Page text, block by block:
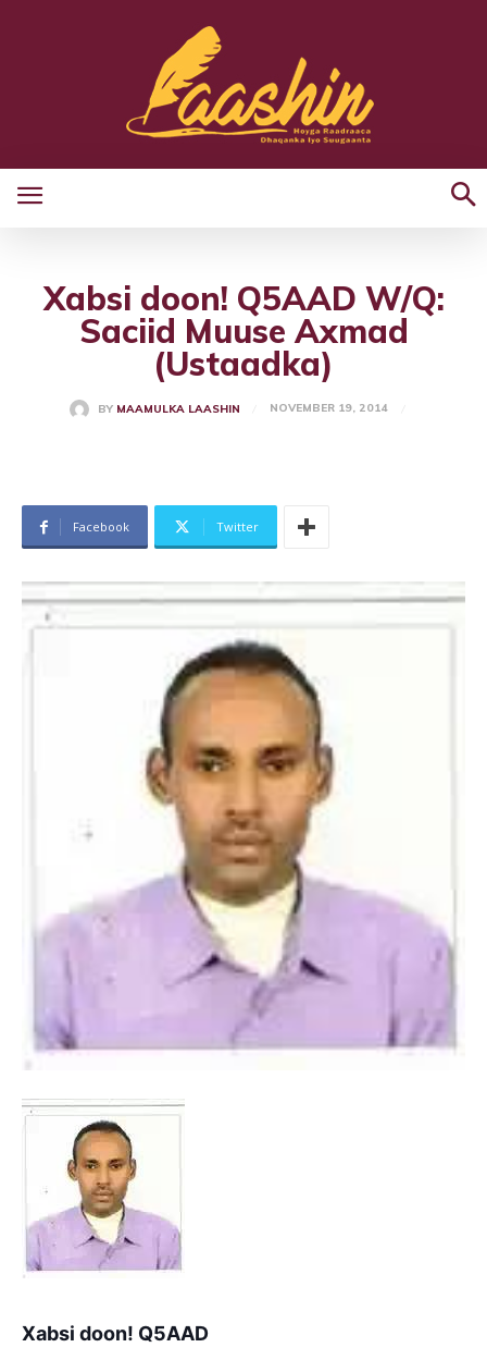
Xabsi doon! Q5AAD W/Q:
Saciid Muuse Axmad
(Ustaadka)
BY MAAMULKA LAASHIN NOVEMBER 19, 2014
Facebook Twitter
Xabsi doon! Q5AAD